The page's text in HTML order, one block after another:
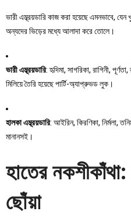
ভারী এম্ব্রয়ডারি কাজ করা হয়েছে এমনভাবে,
অন্যদের ভিড়ের মধ্যে আলাদা করে তোলে।
ভারী এম্ব্রয়ডারি: হৃদিমা, সাগরিকা, রাগিনী,
মিলিয়ে তৈরি হয়েছে পার্টি-অ্যাপ্রুভড লুক।
হালকা এম্ব্রয়ডারি: আইরিন, কিরণিকা, নির্মলা,
মানানসই।
হাতের
ছোঁয়া